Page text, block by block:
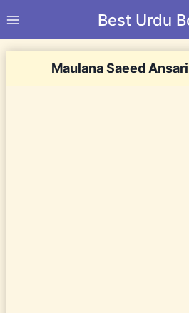
to
Best Urdu
Maulana Saeed